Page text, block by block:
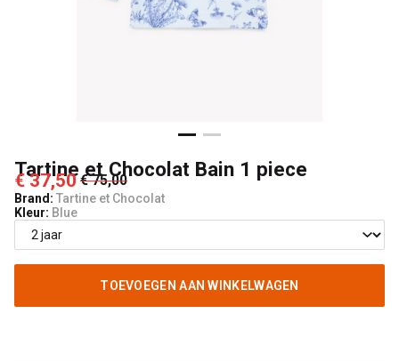
Tartine et Chocolat Bain 1 piece
€ 37,50 € 75,00
Brand: Tartine et Chocolat
Kleur: Blue
TOEVOEGEN AAN WINKELWAGEN